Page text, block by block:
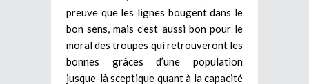
preuve que les lignes bougent dans le
bon sens, mais c’est aussi bon pour le
moral des troupes qui retrouveront les
bonnes grâces d’une population
jusque-là sceptique quant à la capacité